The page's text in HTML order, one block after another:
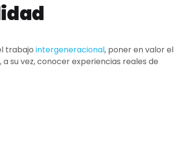
trabajo intergeneracional, poner en valor el
su vez, conocer experiencias reales de